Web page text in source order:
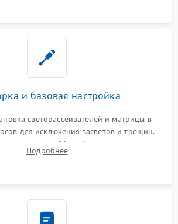
и базовая настройка
светорассеивателей и матрицы в
для исключения засветов и трещин.
шлейфов. Закрытие корпуса.
обновление программного обеспечения.
Подробнее